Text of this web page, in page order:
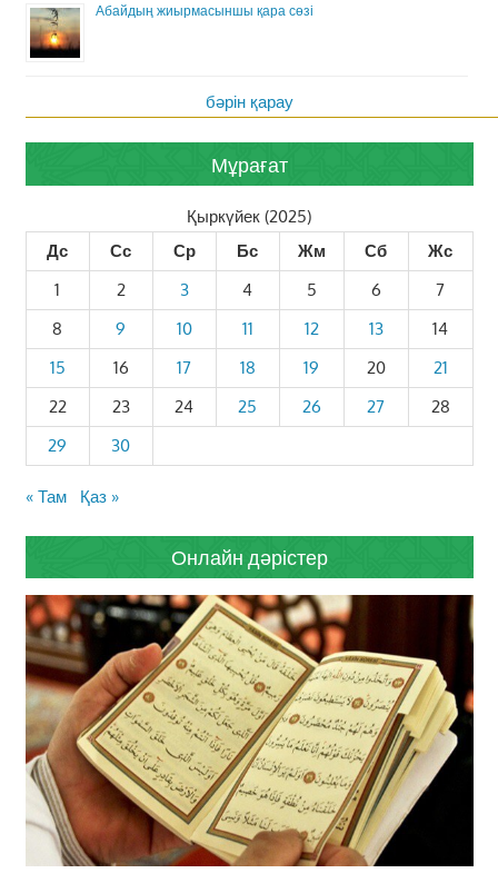
Абайдың жиырмасыншы қара сөзі
бәрін қарау
Мұрағат
Қыркүйек (2025)
Дс
Сс Ср Бс Жм Сб
Жс
1
2 3 4 5 6
7
8
9 10 11 12 13
14
15
16 17 18 19 20
21
22
23 24 25 26 27
28
29
30
« Там Қаз »
Онлайн дәрістер